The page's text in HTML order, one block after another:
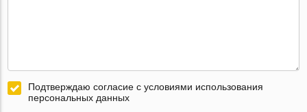
Подтверждаю согласие с условиями использования
персональных данных